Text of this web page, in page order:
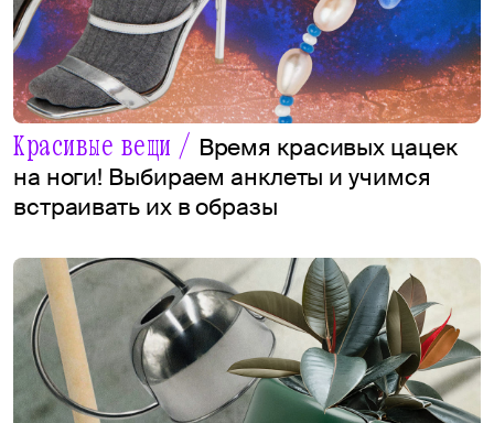
Красивые вещи / Время красивых цацек
на ноги! Выбираем анклеты и учимся
встраивать их в образы